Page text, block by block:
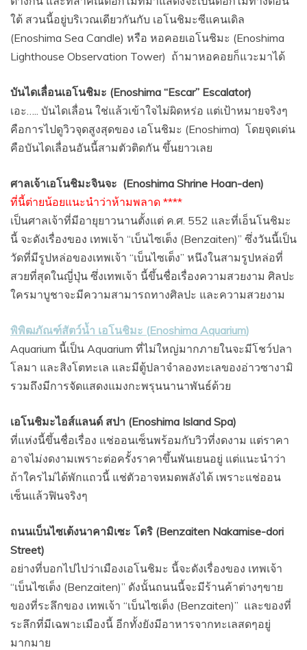
ใต้ สวนนี้อยู่บริเวณเดียวกันกับ เอโนชิมะซีแคนเดิล
(Enoshima Sea Candle) หรือ หอคอยเอโนชิมะ (Enoshima
Lighthouse Observation Tower) ถ้ามาหอคอยก็แวะมาได้
บันไดเลื่อนเอโนชิมะ (Enoshima “Escar” Escalator)
เอะ….. บันไดเลื่อน ใช่แล้วเข้าใจไม่ผิดหร่อ แต่เป้าหมายจริงๆ
คือการไปดูวิวจุดสูงสุดของ เอโนชิมะ (Enoshima) โดยจุดเด่น
คือบันไดเลื่อนอันนี้สามตัวติดกัน ขึ้นยาวเลย
ศาลเจ้าเอโนชิมะจินจะ (Enoshima Shrine Hoan-den)
ที่นี้ต่ายน้อยแนะนำว่าห้ามพลาด ****
เป็นศาลเจ้าที่มีอายุยาวนานตั้งแต่ ค.ศ. 552 และที่เอ็นโนชิมะ
นี้ จะดังเรื่องของ เทพเจ้า “เบ็นไซเต็ง (Benzaiten)” ซึ่งวันนี้เป็น
วัดที่มีรูปหล่อของเทพเจ้า “เบ็นไซเต็ง” หนึงในสามรูปหล่อที่
สวยที่สุดในญี่ปุ่น ซึ่งเทพเจ้า นี้ขึ้นชื่อเรื่องความสวยงาม ศิลปะ
ใครมาบูชาจะมีความสามารถทางศิลปะ และความสวยงาม
พิพิฒภัณฑ์สัตว์นํ้า เอโนชิมะ (Enoshima Aquarium)
Aquarium นี้เป็น Aquarium ที่ไม่ใหญ่มากภายในจะมีโชว์ปลา
โลมา และสิงโตทะเล และมีตู้ปลาจำลองทะเลของอ่าวซางามิ
รวมถึงมีการจัดแสดงแมงกะพรุนนานาพันธ์ด้วย
เอโนชิมะไอส์แลนด์ สปา (Enoshima Island Spa)
ที่แห่งนี้ขึ้นชื่อเรื่อง แช่ออนเซ็นพร้อมกับวิวที่งดงาม แต่ราคา
อาจไม่งดงามเพราะต่อครั้งราคาขึ้นพันเยนอยู่ แต่แนะนำว่า
ถ้าใครไม่ได้พักแถวนี้ แช่ตัวอาจหมดพลังได้ เพราะแช่ออน
เซ็นแล้วฟินจริงๆ
ถนนเบ็นไซเต้งนาคามิเซะ โดริ (Benzaiten Nakamise-dori
Street)
อย่างที่บอกไปไปว่าเมืองเอโนชิมะ นี้จะดังเรื่องของ เทพเจ้า
“เบ็นไซเต็ง (Benzaiten)” ดังนั้นถนนนี้จะมีร้านค้าต่างๆขาย
ของที่ระลึกของ เทพเจ้า “เบ็นไซเต็ง (Benzaiten)” และของที่
ระลึกที่มีเฉพาะเมืองนี้ อีกทั้งยังมีอาหารจากทะเลสดๆอยู่
มากมาย